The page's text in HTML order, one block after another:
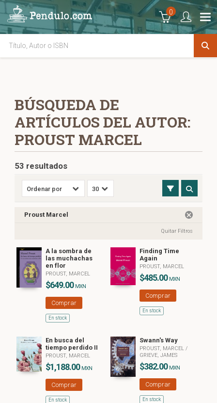
0
BÚSQUEDA DE
ARTÍCULOS DEL AUTOR:
PROUST MARCEL
53 resultados
Proust Marcel
Quitar Filtros
A la sombra de
las muchachas
en flor
PROUST, MARCEL
$649.00 MXN
Comprar
En stock
Finding Time
Again
PROUST, MARCEL
$485.00 MXN
Comprar
En stock
En busca del
tiempo perdido II
PROUST, MARCEL
$1,188.00 MXN
Comprar
En stock
Swann's Way
PROUST, MARCEL /
GRIEVE, JAMES
$382.00 MXN
Comprar
En stock